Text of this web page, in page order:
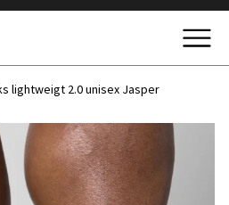
lightweigt 2.0 unisex Jasper